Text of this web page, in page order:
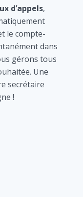
d’appels,
le compte-
dans
gérons tous
Une
secrétaire
!